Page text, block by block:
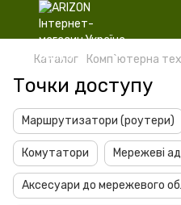
Каталог Комп`ютерна
Точки доступу
Маршрутизатори (роутери)
Комутатори Мережеві
Аксесуари до мережевого